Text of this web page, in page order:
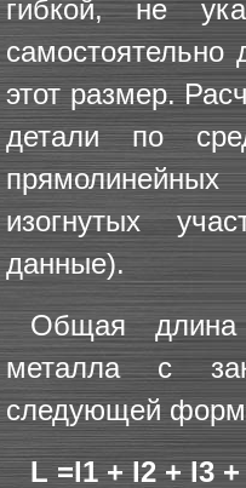
гибкой, не
самостоятельно
этот размер.
детали по
изогнутых
данные).
Общая длина
металла с
следующей
L =l1 + l2 + l3